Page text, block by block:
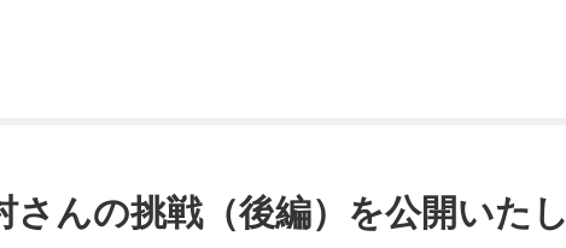
んの挑戦（後編）を公開いたし